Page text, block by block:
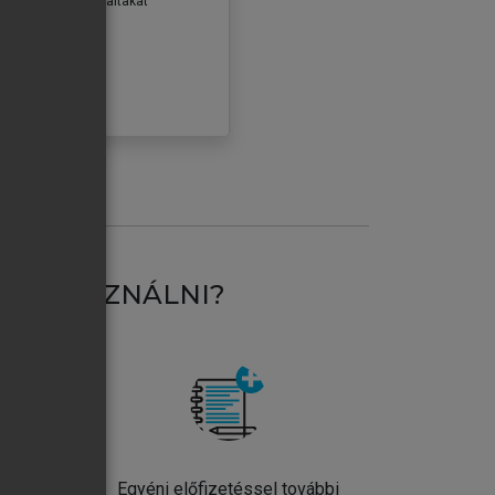
HASZNÁLNI?
Egyéni előfizetéssel további